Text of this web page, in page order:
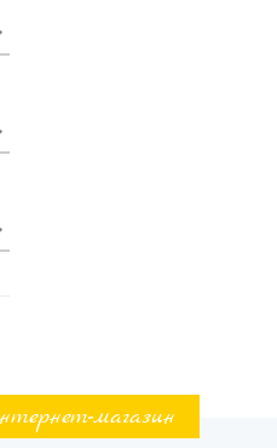
магазин